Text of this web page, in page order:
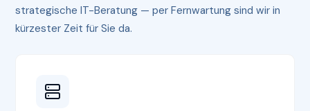
strategische IT-Beratung — per Fernwartung sind wir in
kürzester Zeit für Sie da.